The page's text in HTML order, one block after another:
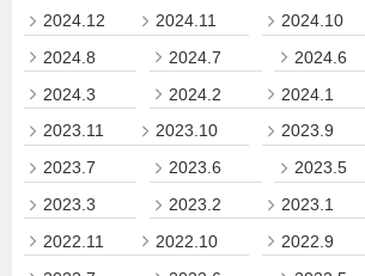
2024.12
2024.11 2024.10
2024.8
2024.7 2024.6
2024.3
2024.2 2024.1
2023.11
2023.10 2023.9
2023.7
2023.6 2023.5
2023.3
2023.2 2023.1
2022.11
2022.10 2022.9